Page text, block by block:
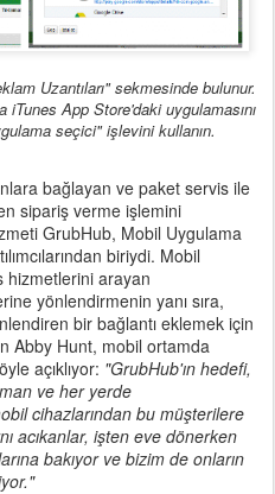
Uzantıları" sekmesinde bulunur.
App Store'daki uygulamasını
seçici" işlevini kullanın.
bağlayan ve paket servis ile
sipariş verme işlemini
GrubHub, Mobil Uygulama
biriydi. Mobil
hizmetlerini arayan
yönlendirmenin yanı sıra,
bir bağlantı eklemek için
Abby Hunt, mobil ortamda
açıklıyor: "GrubHub'ın hedefi,
ve her yerde
cihazlarından bu müşterilere
acıkanlar, işten eve dönerken
bakıyor ve bizim de onların